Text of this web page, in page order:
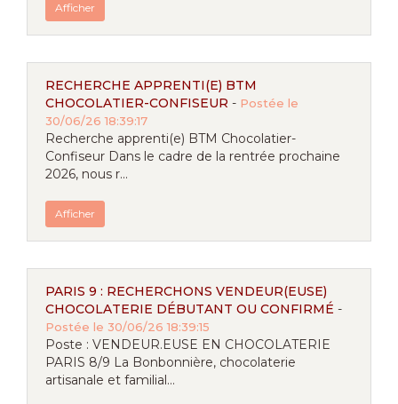
Afficher
RECHERCHE APPRENTI(E) BTM
CHOCOLATIER-CONFISEUR - Postée le
30/06/26 18:39:17
Recherche apprenti(e) BTM Chocolatier-
Confiseur Dans le cadre de la rentrée prochaine
2026, nous r...
Afficher
PARIS 9 : RECHERCHONS VENDEUR(EUSE)
CHOCOLATERIE DÉBUTANT OU CONFIRMÉ -
Postée le 30/06/26 18:39:15
Poste : VENDEUR.EUSE EN CHOCOLATERIE
PARIS 8/9 La Bonbonnière, chocolaterie
artisanale et familial...